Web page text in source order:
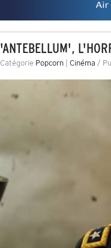
'ANTEBELLUM',
Catégorie Popcorn Cinéma /